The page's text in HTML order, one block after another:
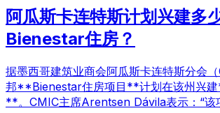
阿瓜斯卡连特斯计划兴建多
Bienestar住房？
据墨西哥建筑业商会阿瓜斯卡连特斯分会
邦**Bienestar住房项目**计划在该州兴
**。CMIC主席Arentsen Dávila表示：“该